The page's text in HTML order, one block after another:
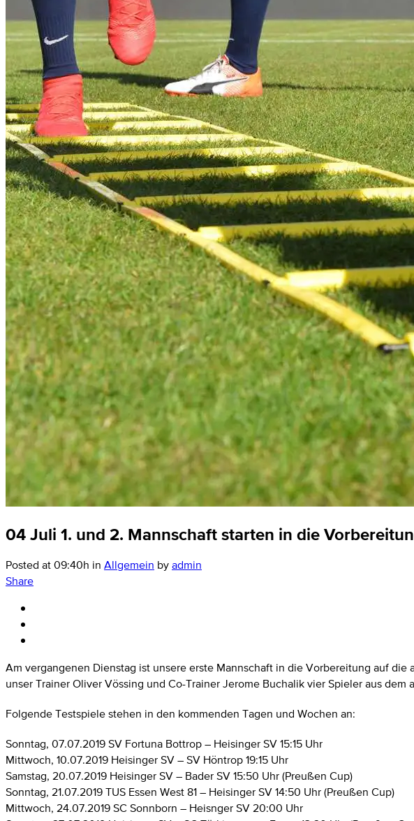
04 Juli 1. und 2. Mannschaft starten in die
Posted at 09:40h in Allgemein byadmin
Share
Am vergangenen Dienstag ist unsere erste Mannschaft in die Vorbereitung auf
unser Trainer Oliver Vössing und Co-Trainer Jerome Buchalik vier Spieler aus
Folgende Testspiele stehen in den kommenden Tagen und Wochen an:
Sonntag, 07.07.2019 SV Fortuna Bottrop – Heisinger SV 15:15 Uhr
Mittwoch, 10.07.2019 Heisinger SV – SV Höntrop 19:15 Uhr
Samstag, 20.07.2019 Heisinger SV – Bader SV 15:50 Uhr (Preußen Cup)
Sonntag, 21.07.2019 TUS Essen West 81 – Heisinger SV 14:50 Uhr (Preußen Cup)
Mittwoch, 24.07.2019 SC Sonnborn – Heisnger SV 20:00 Uhr